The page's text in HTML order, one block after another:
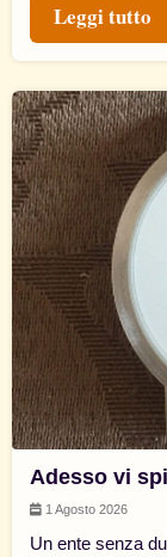
Leggi tutto
Adesso vi
1 Agosto 2026
Un ente senza